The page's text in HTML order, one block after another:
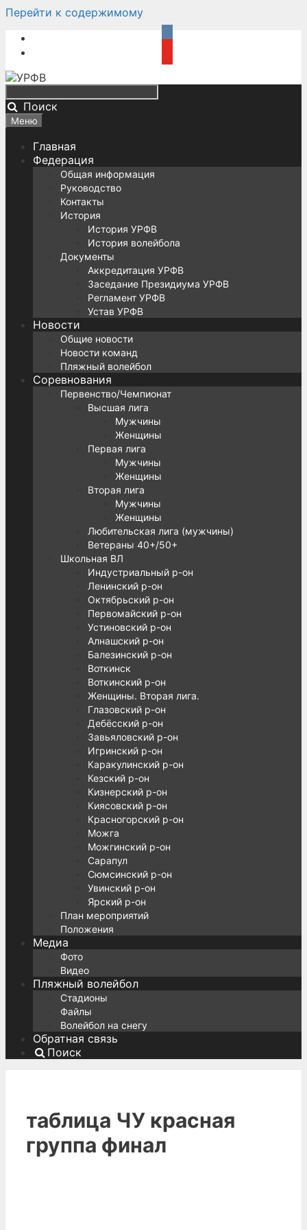
Перейти к содержимому
Поиск
Меню
Главная
Федерация
Общая информация
Руководство
Контакты
История
История УРФВ
История волейбола
Документы
Аккредитация УРФВ
Заседание Президиума УРФВ
Регламент УРФВ
Устав УРФВ
Новости
Общие новости
Новости команд
Пляжный волейбол
Соревнования
Первенство/Чемпионат
Высшая лига
Мужчины
Женщины
Первая лига
Мужчины
Женщины
Вторая лига
Мужчины
Женщины
Любительская лига (мужчины)
Ветераны 40+/50+
Школьная ВЛ
Индустриальный р-он
Ленинский р-он
Октябрьский р-он
Первомайский р-он
Устиновский р-он
Алнашский р-он
Балезинский р-он
Воткинск
Воткинский р-он
Женщины. Вторая лига.
Глазовский р-он
Дебёсский р-он
Завьяловский р-он
Игринский р-он
Каракулинский р-он
Кезский р-он
Кизнерский р-он
Киясовский р-он
Красногорский р-он
Можга
Можгинский р-он
Сарапул
Сюмсинский р-он
Увинский р-он
Ярский р-он
План мероприятий
Положения
Медиа
Фото
Видео
Пляжный волейбол
Стадионы
Файлы
Волейбол на снегу
Обратная связь
Поиск
таблица ЧУ красная
группа финал